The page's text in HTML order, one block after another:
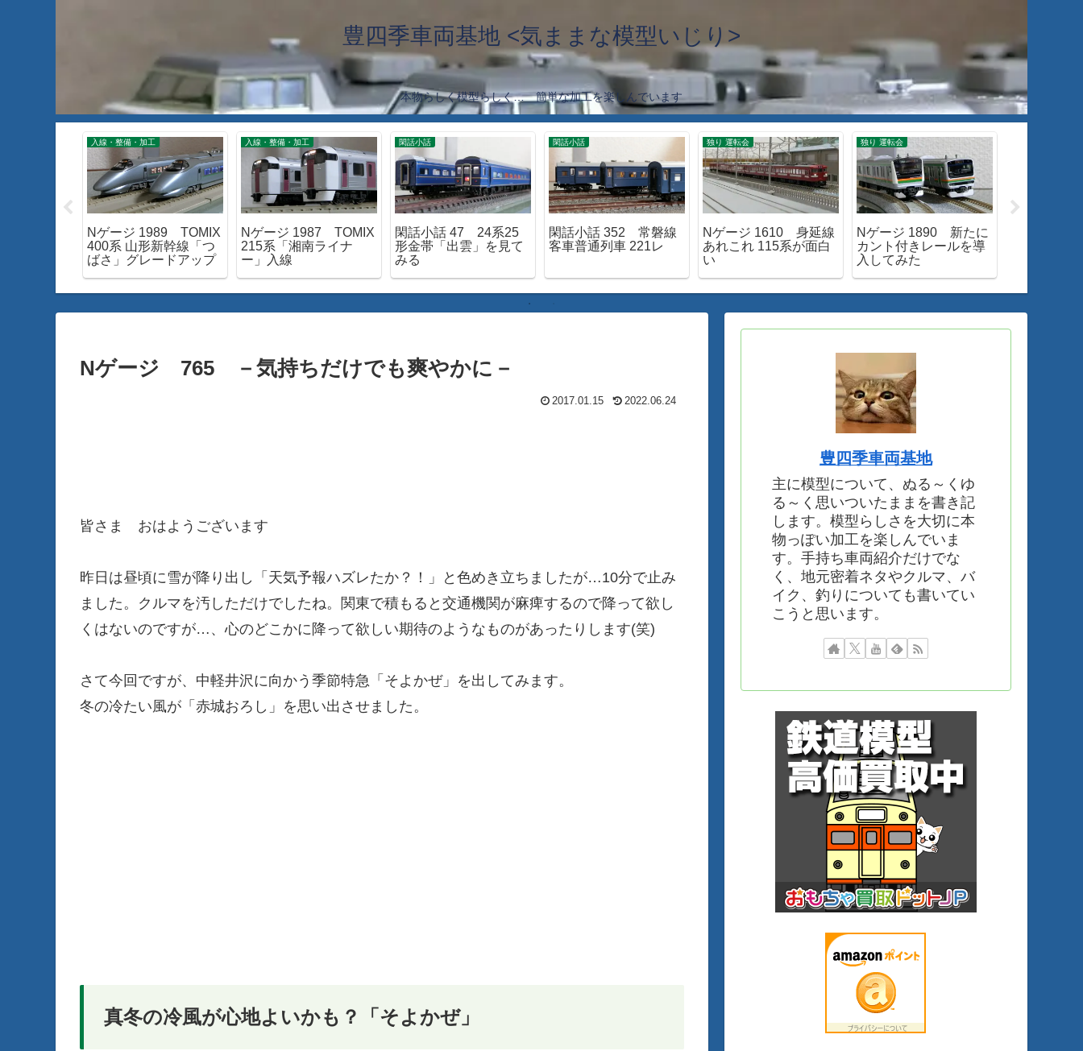
豊四季車両基地 <気ままな模型いじり>
本物らしく模型らしく… 簡単な加工を楽しんでいます
入線・整備・加工
Nゲージ 1989 TOMIX
400系 山形新幹線「つ
ばさ」グレードアップ
入線・整備・加工
Nゲージ 1987 TOMIX
215系「湘南ライナ
ー」入線
閑話小話
閑話小話 47 24系25
形金帯「出雲」を見て
みる
閑話小話
閑話小話 352 常磐線
客車普通列車 221レ
独り 運転会
Nゲージ 1610 身延線
あれこれ 115系が面白
い
独り 運転会
Nゲージ 1890 新たに
カント付きレールを導
入してみた
Nゲージ 765 －気持ちだけでも爽やかに－
2017.01.15 2022.06.24
皆さま おはようございます
昨日は昼頃に雪が降り出し「天気予報ハズレたか？！」と色めき立ちましたが…10分で止み
ました。クルマを汚しただけでしたね。関東で積もると交通機関が麻痺するので降って欲し
くはないのですが…、心のどこかに降って欲しい期待のようなものがあったりします(笑)
さて今回ですが、中軽井沢に向かう季節特急「そよかぜ」を出してみます。
冬の冷たい風が「赤城おろし」を思い出させました。
真冬の冷風が心地よいかも？「そよかぜ」
豊四季車両基地
主に模型について、ぬる～くゆ
る～く思いついたままを書き記
します。模型らしさを大切に本
物っぽい加工を楽しんでいま
す。手持ち車両紹介だけでな
く、地元密着ネタやクルマ、バ
イク、釣りについても書いてい
こうと思います。